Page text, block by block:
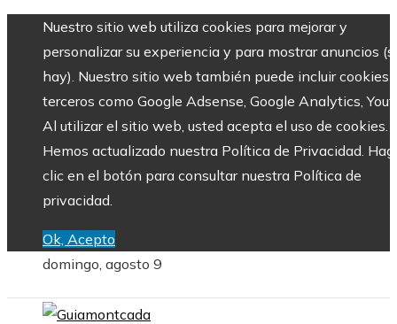
Nuestro sitio web utiliza cookies para mejorar y
personalizar su experiencia y para mostrar anuncios
hay). Nuestro sitio web también puede incluir cookies
terceros como Google Adsense, Google Analytics,
Al utilizar el sitio web, usted acepta el uso de cookies.
Hemos actualizado nuestra Política de Privacidad.
clic en el botón para consultar nuestra Política de
privacidad.
Ok, Acepto
domingo, agosto 9